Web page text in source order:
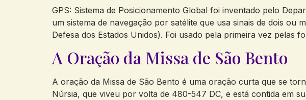
GPS: Sistema de Posicionamento Global foi inventado pelo
um sistema de navegação por satélite que usa sinais de dois
Defesa dos Estados Unidos). Foi usado pela primeira vez pelas
A Oração da Missa de São Bento
A oração da Missa de São Bento é uma oração curta que se
Núrsia, que viveu por volta de 480-547 DC, e está contida em